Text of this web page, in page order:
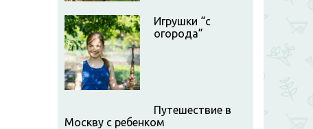
Игрушки “с
огорода”
Путешествие в
Москву с ребенком